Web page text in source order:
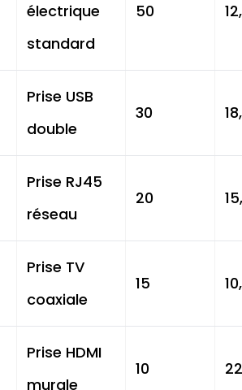
électrique
standard
50
Prise USB
double
30
Prise RJ45
réseau
20
Prise TV
coaxiale
15
Prise HDMI
murale
10